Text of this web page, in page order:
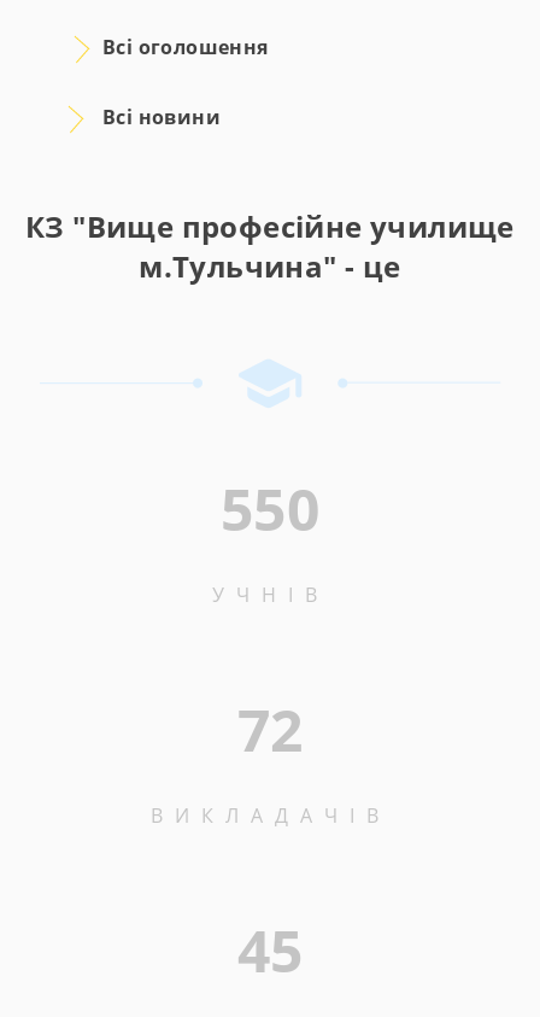
Всі оголошення
Всі новини
КЗ "Вище професійне училище
м.Тульчина" - це
550
УЧНІВ
72
ВИКЛАДАЧІВ
45